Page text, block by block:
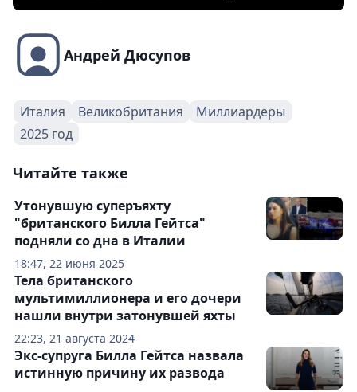
Андрей Дюсупов
Италия Великобритания
Миллиардеры
2025 год
Читайте также
18:47, 22 июня 2025
Утонувшую суперъяхту
"британского Билла Гейтса"
подняли со дна в Италии
22:23, 21 августа 2024
Тела британского
мультимиллионера и его дочери
нашли внутри затонувшей яхты
Экс-супруга Билла Гейтса назвала
истинную причину их развода